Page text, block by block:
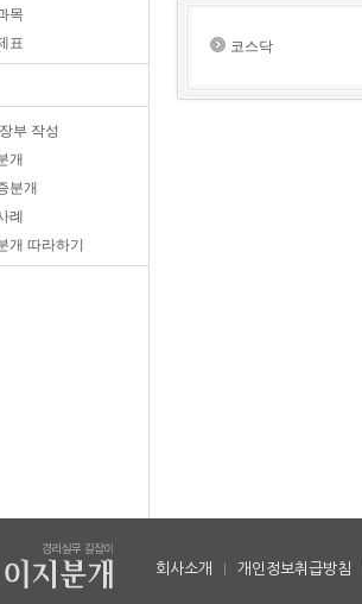
목
표
부 작성
개
분개
례
개 따라하기
코스닥
회사소개 개인정보취급방침